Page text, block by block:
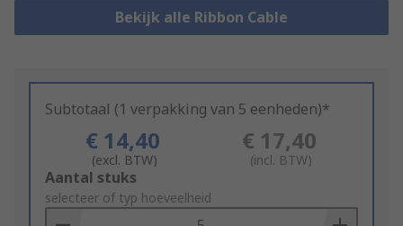
Bekijk alle Ribbon Cable
Subtotaal (1 verpakking van 5 eenheden)*
€ 14,40
(excl. BTW)
€ 17,40
(incl. BTW)
Add
to
Basket
Aantal stuks
selecteer of typ hoeveelheid